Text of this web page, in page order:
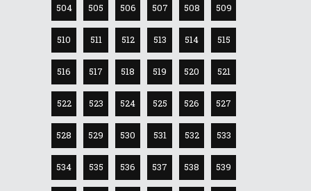
504 505 506 507 508 509
510 511 512 513 514 515
516 517 518 519 520 521
522 523 524 525 526 527
528 529 530 531 532 533
534 535 536 537 538 539